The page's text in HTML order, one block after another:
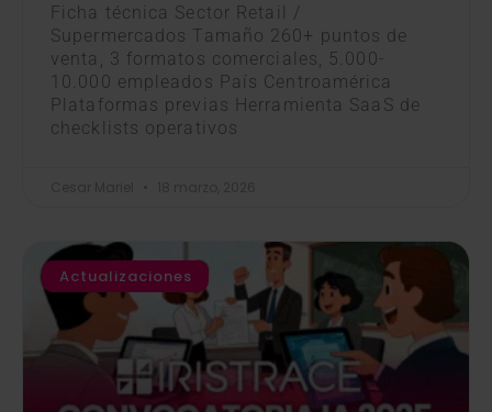
Ficha técnica Sector Retail /
Supermercados Tamaño 260+ puntos de
venta, 3 formatos comerciales, 5.000-
10.000 empleados País Centroamérica
Plataformas previas Herramienta SaaS de
checklists operativos
Actualizaciones